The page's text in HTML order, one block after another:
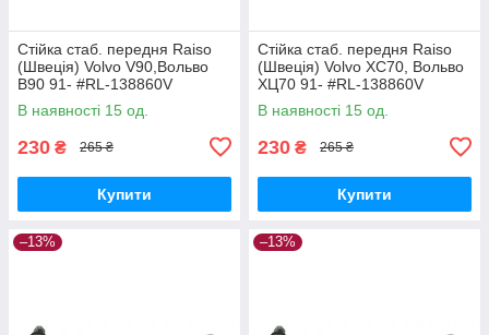
Стійка стаб. передня Raiso
(Швеція) Volvo V90,Вольво
В90 91- #RL-138860V
UAQEZFD17
В наявності 15 од.
230 ₴ 265 ₴
Купити
Стійка стаб. передня Raiso
(Швеція) Volvo XC70, Вольво
ХЦ70 91- #RL-138860V
UAPVVRP17
В наявності 15 од.
230 ₴ 265 ₴
Купити
–13% –13%